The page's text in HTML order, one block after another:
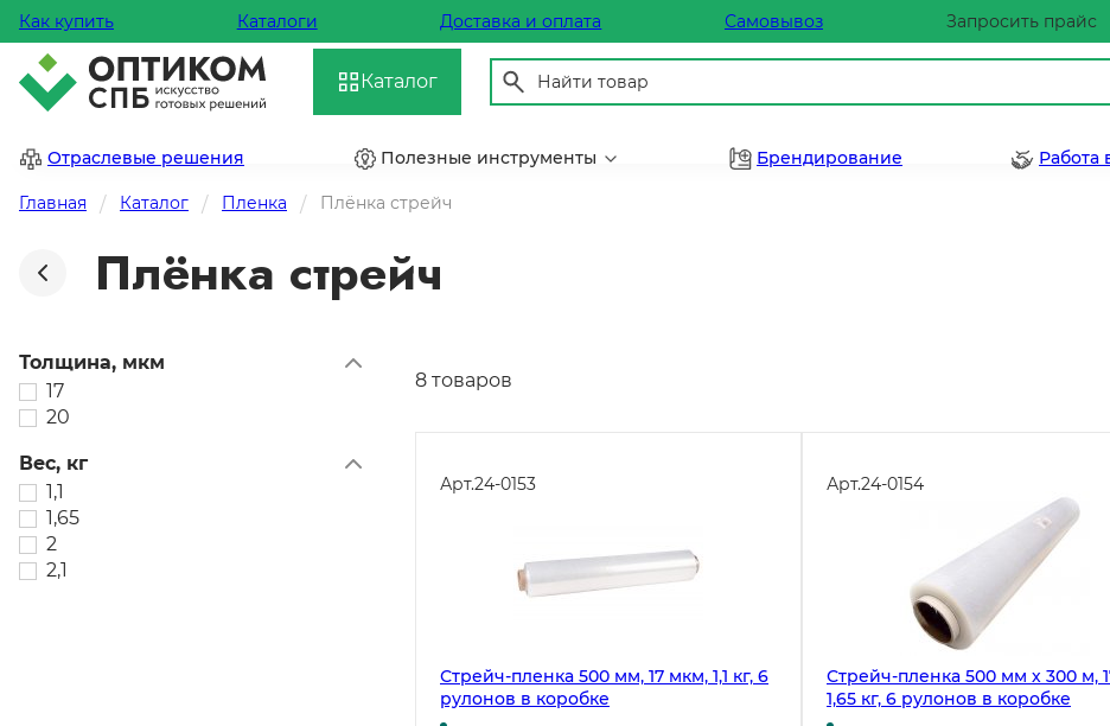
Как купить Каталоги Доставка и оплата Самовывоз Запросить прайс
Каталог
Отраслевые решения Полезные инструменты Брендирование Работа
Главная Каталог Пленка Плёнка стрейч
Плёнка стрейч
Толщина, мкм
17
20
Вес, кг
1,1
1,65
2
2,1
8 товаров
Арт.24-0153
Стрейч-пленка 500 мм, 17 мкм, 1,1 кг, 6
рулонов в коробке
Арт.24-0154
Стрейч-пленка 500 мм х 300 м,
1,65 кг, 6 рулонов в коробке